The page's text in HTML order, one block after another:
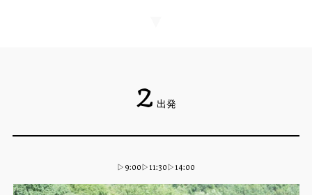
2 出発
▷9:00▷11:30▷14:00